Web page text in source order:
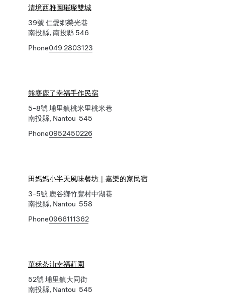
清境西雅圖璀璨雙城
39號 仁愛鄉榮光巷
南投縣, 南投縣 546
Phone049 2803123
熊麋鹿了幸福手作民宿
5-8號 埔里鎮桃米里桃米巷
南投縣, Nantou 545
Phone0952450226
田媽媽小半天風味餐坊｜嘉樂的家民宿
3-5號 鹿谷鄉竹豐村中湖巷
南投縣, Nantou 558
Phone0966111362
華秝茶油幸福莊園
52號 埔里鎮大同街
南投縣, Nantou 545